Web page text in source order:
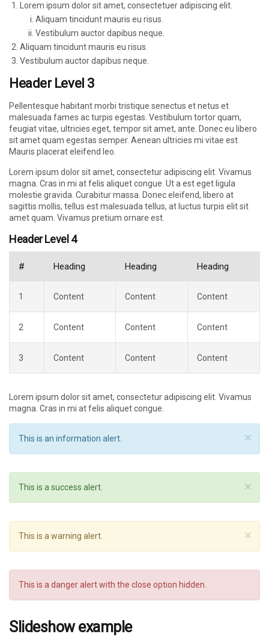
Lorem ipsum dolor sit amet, consectetuer adipiscing elit.
Aliquam tincidunt mauris eu risus.
Vestibulum auctor dapibus neque.
Aliquam tincidunt mauris eu risus.
Vestibulum auctor dapibus neque.
Header Level 3
Pellentesque habitant morbi tristique senectus et netus et
malesuada fames ac turpis egestas. Vestibulum tortor quam,
feugiat vitae, ultricies eget, tempor sit amet, ante. Donec eu libero
sit amet quam egestas semper. Aenean ultricies mi vitae est.
Mauris placerat eleifend leo.
Lorem ipsum dolor sit amet, consectetur adipiscing elit. Vivamus
magna. Cras in mi at felis aliquet congue. Ut a est eget ligula
molestie gravida. Curabitur massa. Donec eleifend, libero at
sagittis mollis, tellus est malesuada tellus, at luctus turpis elit sit
amet quam. Vivamus pretium ornare est.
Header Level 4
# Heading Heading Heading
1 Content Content Content
2 Content Content Content
3 Content Content Content
Lorem ipsum dolor sit amet, consectetur adipiscing elit. Vivamus
magna. Cras in mi at felis aliquet congue.
×
This is an information alert.
×
This is a success alert.
×
This is a warning alert.
This is a danger alert with the close option hidden.
Slideshow example